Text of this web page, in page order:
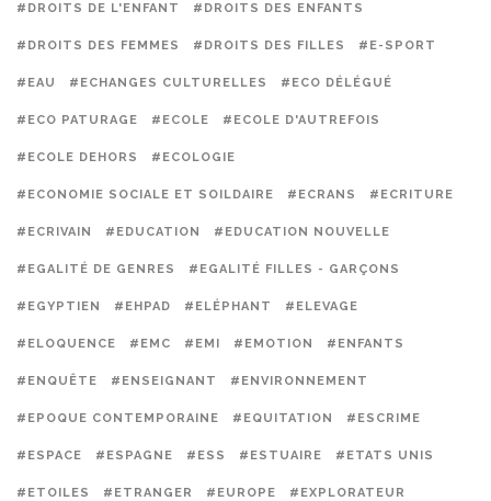
#DROITS DE L'ENFANT #DROITS DES ENFANTS
#DROITS DES FEMMES #DROITS DES FILLES #E-SPORT
#EAU #ECHANGES CULTURELLES #ECO DÉLÉGUÉ
#ECO PATURAGE #ECOLE #ECOLE D'AUTREFOIS
#ECOLE DEHORS #ECOLOGIE
#ECONOMIE SOCIALE ET SOILDAIRE #ECRANS #ECRITURE
#ECRIVAIN #EDUCATION #EDUCATION NOUVELLE
#EGALITÉ DE GENRES #EGALITÉ FILLES - GARÇONS
#EGYPTIEN #EHPAD #ELÉPHANT #ELEVAGE
#ELOQUENCE #EMC #EMI #EMOTION #ENFANTS
#ENQUÊTE #ENSEIGNANT #ENVIRONNEMENT
#EPOQUE CONTEMPORAINE #EQUITATION #ESCRIME
#ESPACE #ESPAGNE #ESS #ESTUAIRE #ETATS UNIS
#ETOILES #ETRANGER #EUROPE #EXPLORATEUR